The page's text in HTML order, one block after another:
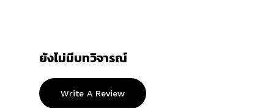
ยังไม่มีบทวิจารณ์
Write A Review